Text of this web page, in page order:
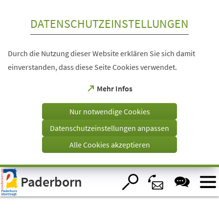
Visuelle
Assistenzsoftware
öffnen.
DATENSCHUTZEINSTELLUNGEN
Durch die Nutzung dieser Website erklären Sie sich damit
einverstanden, dass diese Seite Cookies verwendet.
Mehr Infos
(Öffnet
einem
Tab)
Nur notwendige Cookies
Datenschutzeinstellungen anpassen
Alle Cookies akzeptieren
Paderborn